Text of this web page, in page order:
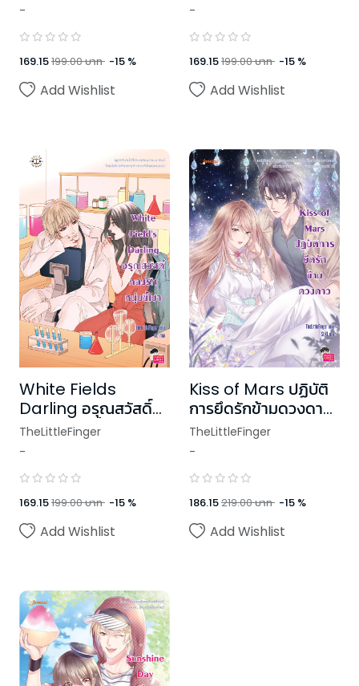
-
169.15199.00บาท -15 %
Add Wishlist
-
169.15199.00บาท -15 %
Add Wishlist
White Fields
Darling อรุณสวัสดิ์
หลงรักหนุ่มขี้เซา
TheLittleFinger
-
169.15199.00บาท -15 %
Add Wishlist
Kiss of Mars ปฏิบัติ
การยึดรักข้ามดวงดาว
(ปกใหม่)
TheLittleFinger
-
186.15219.00บาท -15 %
Add Wishlist